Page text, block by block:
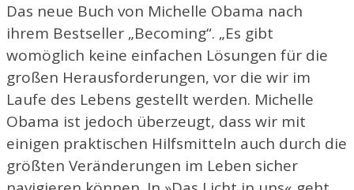
Das neue Buch von Michelle Obama nach
ihrem Bestseller „Becoming“. „Es gibt
womöglich keine einfachen Lösungen für die
großen Herausforderungen, vor die wir im
Laufe des Lebens gestellt werden. Michelle
Obama ist jedoch überzeugt, dass wir mit
einigen praktischen Hilfsmitteln auch durch die
größten Veränderungen im Leben sicher